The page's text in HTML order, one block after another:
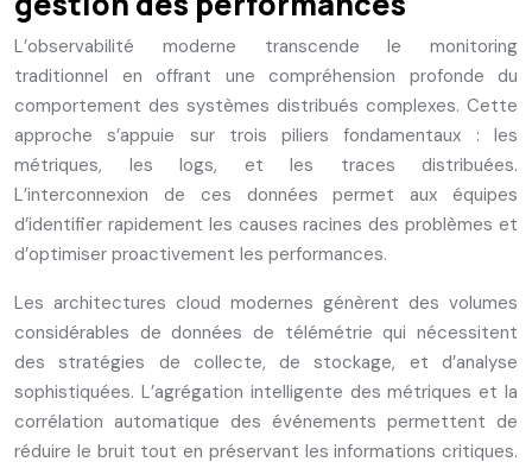
L’observabilité moderne transcende le monitoring
traditionnel en offrant une compréhension profonde du
comportement des systèmes distribués complexes. Cette
approche s’appuie sur trois piliers fondamentaux : les
métriques, les logs, et les traces distribuées.
L’interconnexion de ces données permet aux équipes
d’identifier rapidement les causes racines des problèmes et
d’optimiser proactivement les performances.
Les architectures cloud modernes génèrent des volumes
considérables de données de télémétrie qui nécessitent
des stratégies de collecte, de stockage, et d’analyse
sophistiquées. L’agrégation intelligente des métriques et la
corrélation automatique des événements permettent de
réduire le bruit tout en préservant les informations critiques.